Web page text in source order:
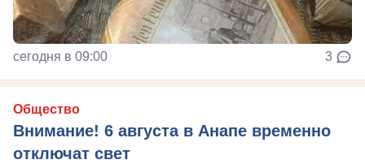
сегодня в 09:00 3
Общество
Внимание! 6 августа в Анапе временно
отключат свет